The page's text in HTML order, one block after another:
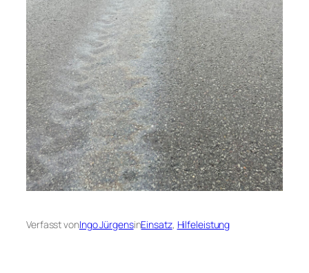
Verfasst vonIngo JürgensinEinsatz, Hilfeleistung